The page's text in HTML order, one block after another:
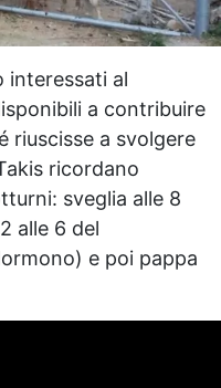
interessati al
a contribuire
riuscisse a svolgere
ricordano
sveglia alle 8
alle 6 del
e poi pappa